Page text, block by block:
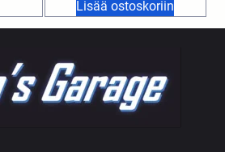
Lisää ostoskoriin